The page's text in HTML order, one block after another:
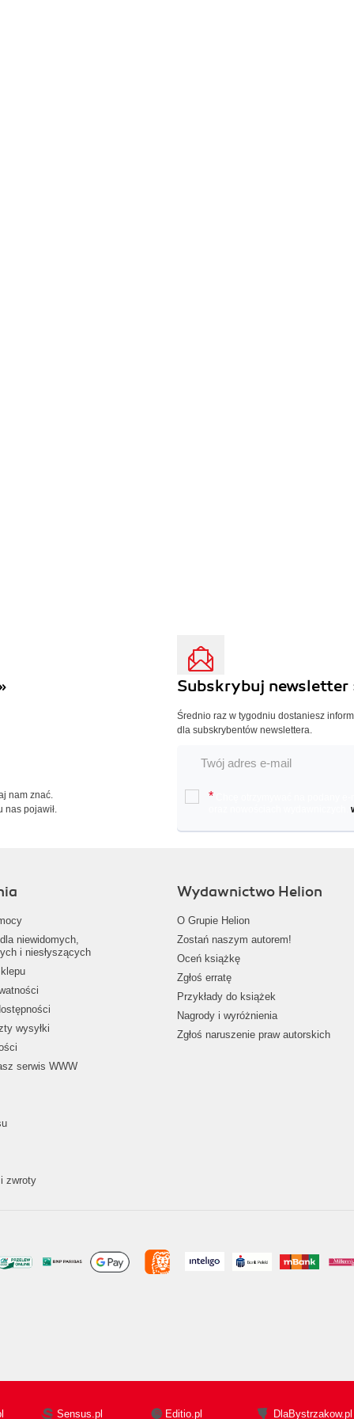
nam znać.
nas pojawił.
Subskrybuj newsletter
Średnio raz w tygodniu dostaniesz
dla subskrybentów newslettera.
*
niewidomych,
i niesłyszących
wysyłki
serwis WWW
zwroty
Wydawnictwo Helion
O Grupie Helion
Zostań naszym autorem!
Oceń książkę
Zgłoś erratę
Przykłady do książek
Nagrody i wyróżnienia
Zgłoś naruszenie praw autorskich
Sensus.pl Editio.pl DlaBystrzakow.pl